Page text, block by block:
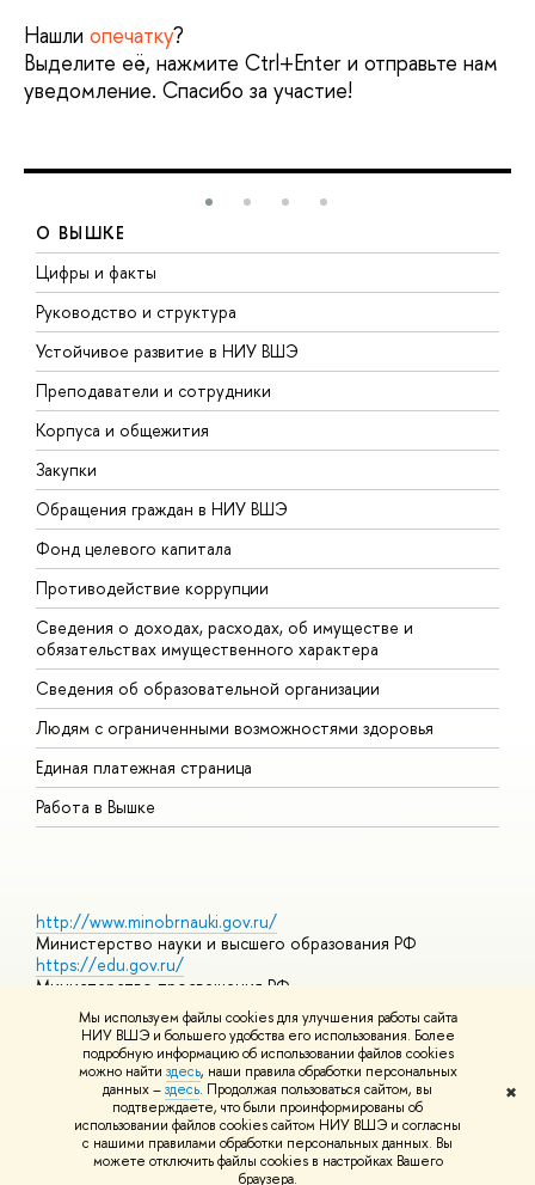
НИУ ВШЭ и большего удобства его использования. Более
подробную информацию об использовании файлов cookies
можно найтиздесь, наши правила обработки персональных
данных – здесь. Продолжая пользоваться сайтом, вы
подтверждаете, что были проинформированы об
использовании файлов cookies сайтом НИУ ВШЭ и согласны
с нашими правилами обработки персональных данных. Вы
можете отключить файлы cookies в настройках Вашего
браузера.
Нашли опечатку?
Выделите её, нажмите Ctrl+Enter и отправьте нам
уведомление. Спасибо за участие!
О ВЫШКЕ
Цифры и факты
Руководство и структура
Устойчивое развитие в НИУ ВШЭ
Преподаватели и сотрудники
Корпуса и общежития
Закупки
Обращения граждан в НИУ ВШЭ
Фонд целевого капитала
Противодействие коррупции
Сведения о доходах, расходах, об имуществе и
обязательствах имущественного характера
Сведения об образовательной организации
Людям с ограниченными возможностями здоровья
Единая платежная страница
Работа в Вышке
http://www.minobrnauki.gov.ru/
Министерство науки и высшего образования РФ
https://edu.gov.ru/
Министерство просвещения РФ
https://elearning.hse.ru/mooc
Массовые открытые онлайн-курсы
© НИУ ВШЭ 1993–2026 Адреса и контактыУсловия
использования материалов Политика конфиденциальности Карта
Шрифты HSE Sans и HSE Slab разработаны вШколе дизайна НИУ